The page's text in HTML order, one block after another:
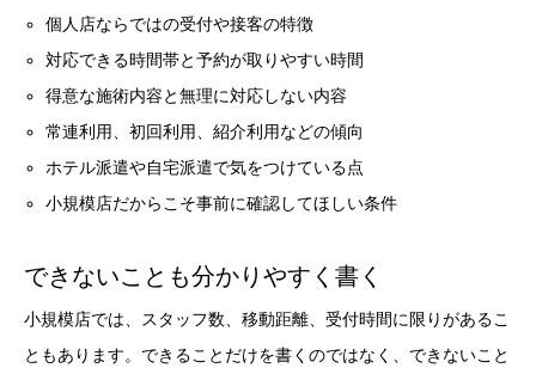
個人店ならではの受付や接客の特徴
対応できる時間帯と予約が取りやすい時間
得意な施術内容と無理に対応しない内容
常連利用、初回利用、紹介利用などの傾向
ホテル派遣や自宅派遣で気をつけている点
小規模店だからこそ事前に確認してほしい条件
できないことも分かりやすく書く
小規模店では、スタッフ数、移動距離、受付時間に限りがあるこ
ともあります。できることだけを書くのではなく、できないこと